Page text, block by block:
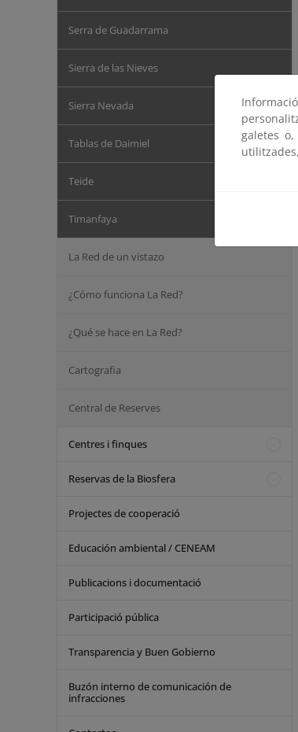
Serra de Guadarrama
Sierra de las Nieves
Sierra Nevada
Tablas de Daimiel
Teide
Timanfaya
La Red de un vistazo
¿Cómo funciona La Red?
¿Qué se hace en La Red?
Cartografia
Central de Reserves
Centres i finques
Reservas de la Biosfera
Projectes de cooperació
Educación ambiental / CENEAM
Publicacions i documentació
Participació pública
Transparencia y Buen Gobierno
Buzón interno de comunicación de
infracciones
galetes